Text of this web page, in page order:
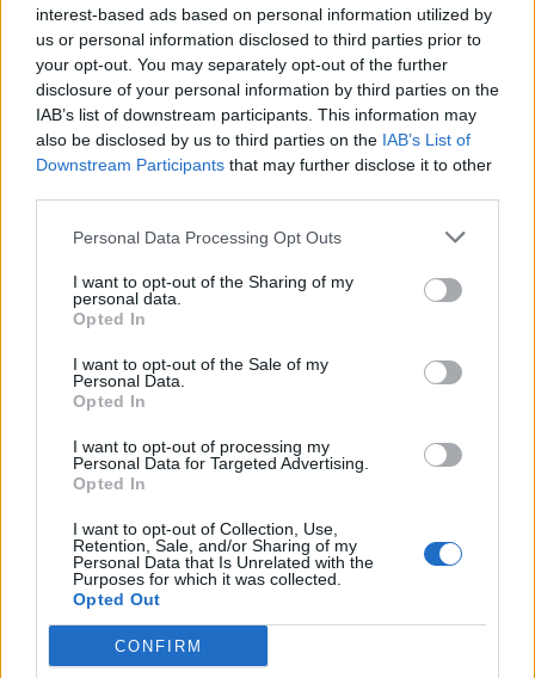
interest-based ads based on personal information utilized by
us or personal information disclosed to third parties prior to
your opt-out. You may separately opt-out of the further
disclosure of your personal information by third parties on the
IAB’s list of downstream participants. This information may
also be disclosed by us to third parties on the IAB’s List of
Downstream Participants that may further disclose it to other
Personal Data Processing Opt Outs
I want to opt-out of the Sharing of my
personal data.
Opted In
I want to opt-out of the Sale of my
Personal Data.
Opted In
I want to opt-out of processing my
Personal Data for Targeted Advertising.
Opted In
I want to opt-out of Collection, Use,
Retention, Sale, and/or Sharing of my
Personal Data that Is Unrelated with the
Purposes for which it was collected.
Opted Out
CONFIRM